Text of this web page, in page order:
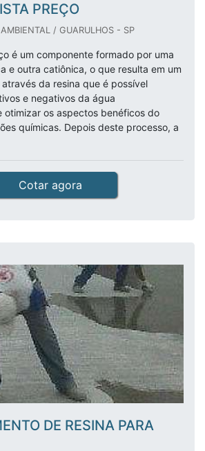
PREÇO
/ GUARULHOS - SP
é um componente formado por uma
e outra catiônica, o que resulta em um
da resina que é possível
e negativos da água
otimizar os aspectos benéficos do
químicas. Depois deste processo, a
Cotar agora
DE RESINA PARA